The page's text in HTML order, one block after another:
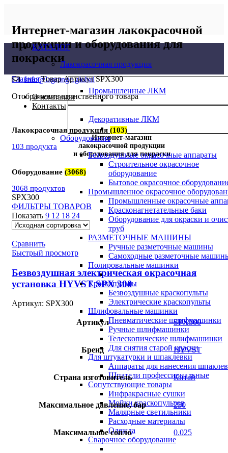
Интернет-магазин лакокрасочной
продукции и оборудования для
покраски
Info@lagrange.global
О компании
Контакты
Интернет-магазин
лакокрасочной продукции
и оборудования для покраски
КАТАЛОГ
Лакокрасочная продукция
Промышленные ЛКМ
Декоративные ЛКМ
Оборудование
Безвоздушные окрасочные аппараты
Строительное окрасочное
оборудование
Бытовое окрасочное
Промышленное окрасочное
Промышленные окрасочные
Красконагнетательные баки
Оборудование для окраски и
труб
РАЗМЕТОЧНЫЕ МАШИНЫ
Ручные разметочные машины
Самоходные разметочные
Полировальные машинки
Краскопульты
Безвоздушные краскопульты
Электрические краскопульты
Шлифовальные машинки
Пневматические шлифмашинки
Ручные шлифмашинки
Телескопические шлифмашинки
Для снятия старой краски
Для штукатурки и шпаклевки
Аппараты для нанесения
Шпатели профессиональные
Сопутствующие товары
Инфракрасные сушки
Мойки краскопультов
Малярные светильники
Расходные материалы
Одежда
Сварочное оборудование
ГлавнаяТовар АртикулSPX300
Отображение единственного товара
Лакокрасочная продукция (103)
103 продукта
Оборудование (3068)
3068 продуктов
SPX300
ФИЛЬТРЫ ТОВАРОВ
Показать 9 12 18 24
Сравнить
Быстрый просмотр
Безвоздушная электрическая окрасочная
установка HYVST SPX 300
Артикул: SPX300
Артикул SPX300
Бренд HYVST
Страна изготовитель Китай
Максимальное давление, бар 250
Максимальное сопло 0.025